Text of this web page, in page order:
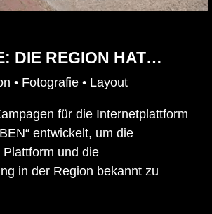
DIE REGION HAT…
• Fotografie • Layout
für die Internetplattform
entwickelt, um die
und die
in der Region bekannt zu